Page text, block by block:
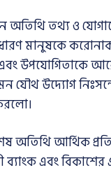
অতিথি তথ্য ও
মানুষকে
উপযোগিতাকে
যৌথ উদ্যোগ
অতিথি আর্থিক
ব্যাংক এবং